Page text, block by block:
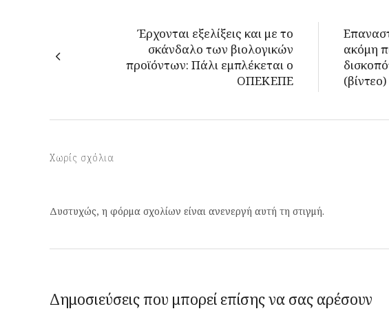
Έρχονται εξελίξεις και με το
σκάνδαλο των βιολογικών
προϊόντων: Πάλι εμπλέκεται ο
ΟΠΕΚΕΠΕ
ακόμη
(βίντεο)
Χωρίς σχόλια
Δυστυχώς, η φόρμα σχολίων είναι ανενεργή αυτή τη στιγμή.
Δημοσιεύσεις που μπορεί επίσης να σας αρέσουν